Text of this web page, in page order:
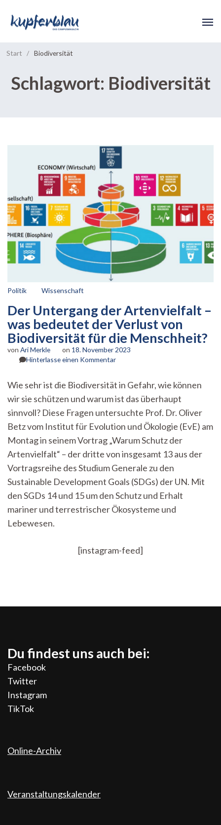
Start / Biodiversität
Schlagwort: Biodiversität
Politik Wissenschaft
Der Untergang der Artenvielfalt –
was bedeutet der Verlust von
Biodiversität für die Menschheit?
von Ari Merkle on 18. November 2023
Hinterlasse einen Kommentarzu
der
Artenvielfalt
was
bedeutet
der
von
Biodiversität
die
Menschheit?
Wie sehr ist die Biodiversität in Gefahr, wie können
wir sie schützen und warum ist das überhaupt
sinnvoll? Diese Fragen untersuchte Prof. Dr. Oliver
Betz vom Institut für Evolution und Ökologie (EvE) am
Montag in seinem Vortrag „Warum Schutz der
Artenvielfalt“ – der dritte von insgesamt 13 aus der
Vortragsreihe des Studium Generale zu den
Sustainable Development Goals (SDGs) der UN. Mit
den SGDs 14 und 15 um den Schutz und Erhalt
mariner und terrestrischer Ökosysteme und
Lebewesen.
[instagram-feed]
Du findest uns auch bei:
Facebook
Twitter
Instagram
TikTok
Online-Archiv
Veranstaltungskalender